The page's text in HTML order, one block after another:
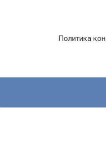
Политика